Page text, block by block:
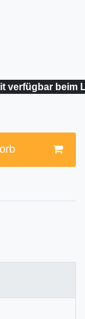
verfügbar beim